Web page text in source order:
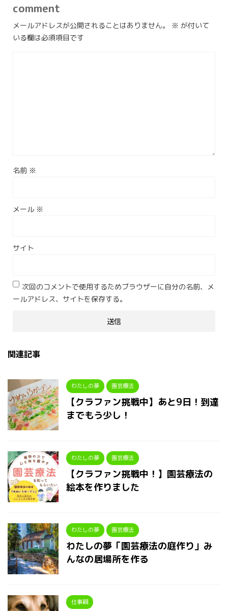
comment
メールアドレスが公開されることはありません。 ※ が付いて
いる欄は必須項目です
名前 ※
メール ※
サイト
次回のコメントで使用するためブラウザーに自分の名前、メ
ールアドレス、サイトを保存する。
関連記事
わたしの夢 園芸療法
【クラファン挑戦中】あと9日！到達
までもう少し！
わたしの夢 園芸療法
【クラファン挑戦中！】園芸療法の
絵本を作りました
わたしの夢 園芸療法
わたしの夢「園芸療法の庭作り」み
んなの居場所を作る
仕事観